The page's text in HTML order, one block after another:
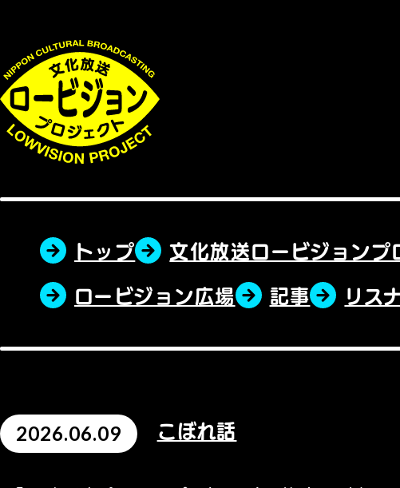
トップ 文化放送ロービジョンプ
ロービジョン広場 記事 リス
2026.06.09 こぼれ話